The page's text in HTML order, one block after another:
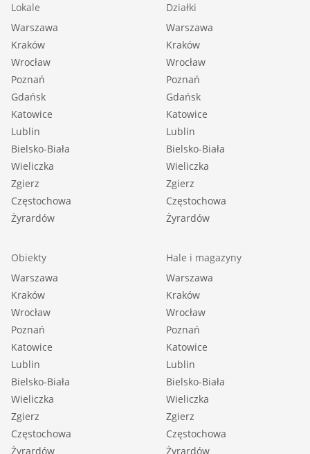
Lokale
Warszawa
Kraków
Wrocław
Poznań
Gdańsk
Katowice
Lublin
Bielsko-Biała
Wieliczka
Zgierz
Częstochowa
Żyrardów
Działki
Warszawa
Kraków
Wrocław
Poznań
Gdańsk
Katowice
Lublin
Bielsko-Biała
Wieliczka
Zgierz
Częstochowa
Żyrardów
Obiekty
Warszawa
Kraków
Wrocław
Poznań
Katowice
Lublin
Bielsko-Biała
Wieliczka
Zgierz
Częstochowa
Żyrardów
Hale i magazyny
Warszawa
Kraków
Wrocław
Poznań
Katowice
Lublin
Bielsko-Biała
Wieliczka
Zgierz
Częstochowa
Żyrardów